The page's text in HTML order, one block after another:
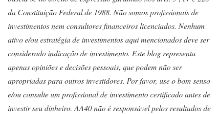
da Constituição Federal de 1988. Não somos profissionais de
investimentos nem consultores financeiros licenciados. Nenhum
ativo e/ou estratégia de investimentos aqui mencionados deve ser
considerado indicação de investimento. Este blog representa
apenas opiniões e decisões pessoais, que podem não ser
apropriadas para outros investidores. Por favor, use o bom senso
e/ou consulte um profissional de investimento certificado antes de
investir seu dinheiro. AA40 não é responsável pelos resultados de